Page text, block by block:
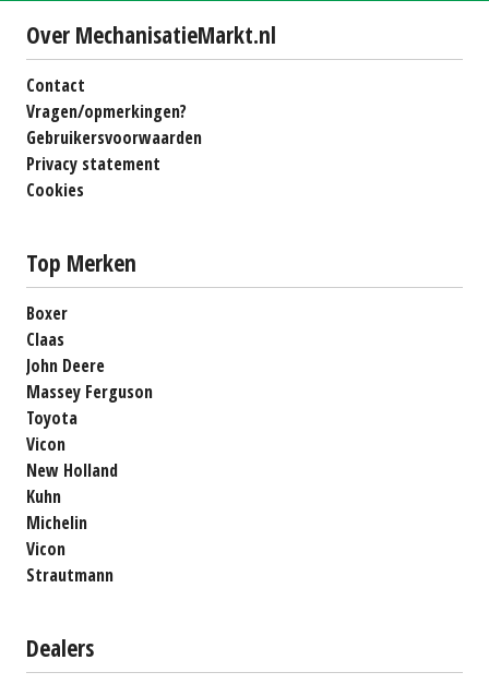
Over MechanisatieMarkt.nl
Contact
Vragen/opmerkingen?
Gebruikersvoorwaarden
Privacy statement
Cookies
Top Merken
Boxer
Claas
John Deere
Massey Ferguson
Toyota
Vicon
New Holland
Kuhn
Michelin
Vicon
Strautmann
Dealers